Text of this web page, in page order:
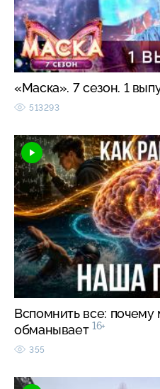
«Маска». 7 сезон. 1
513293
Вспомнить все: почему
обманывает 16+
355